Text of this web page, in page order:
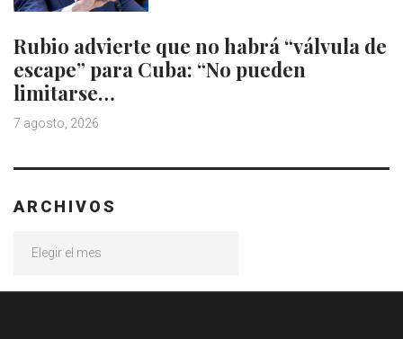
Rubio advierte que no habrá “válvula de
escape” para Cuba: “No pueden
limitarse…
7 agosto, 2026
ARCHIVOS